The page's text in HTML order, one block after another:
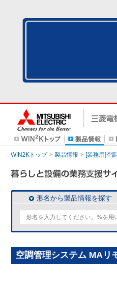
WIN2Kトップ 製品情報 [業務用]空
形名から製品情報を探す
空調管理システム MAリ